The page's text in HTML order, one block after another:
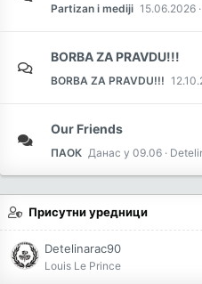
Partizan i mediji 15.06.2026
BORBA ZA PRAVDU!!!
BORBA ZA PRAVDU!!!
Our Friends
ПАОК Данас у 09.06
Присутни уредници
Detelinarac90
Louis Le Prince